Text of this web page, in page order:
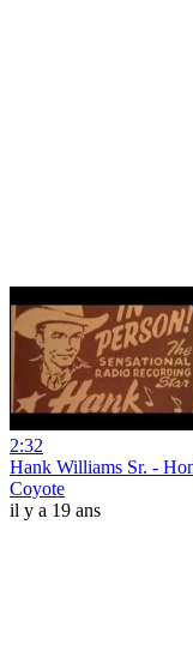
2:32
Hank Williams Sr. -
Coyote
il y a 19 ans